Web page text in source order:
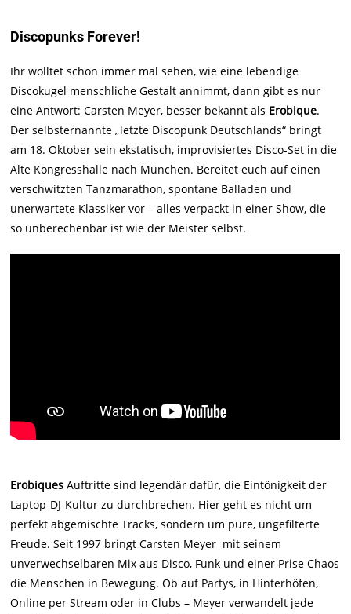
Discopunks Forever!
Ihr wolltet schon immer mal sehen, wie eine lebendige
Discokugel menschliche Gestalt annimmt, dann gibt es nur
eine Antwort: Carsten Meyer, besser bekannt als Erobique.
Der selbsternannte „letzte Discopunk Deutschlands“ bringt
am 18. Oktober sein ekstatisch, improvisiertes Disco-Set in die
Alte Kongresshalle nach München. Bereitet euch auf einen
verschwitzten Tanzmarathon, spontane Balladen und
unerwartete Klassiker vor – alles verpackt in einer Show, die
so unberechenbar ist wie der Meister selbst.
Erobiques Auftritte sind legendär dafür, die Eintönigkeit der
Laptop-DJ-Kultur zu durchbrechen. Hier geht es nicht um
perfekt abgemischte Tracks, sondern um pure, ungefilterte
Freude. Seit 1997 bringt Carsten Meyer mit seinem
unverwechselbaren Mix aus Disco, Funk und einer Prise Chaos
die Menschen in Bewegung. Ob auf Partys, in Hinterhöfen,
Online per Stream oder in Clubs – Meyer verwandelt jede